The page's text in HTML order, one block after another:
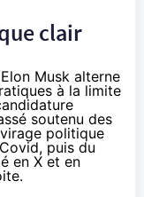
clair
Musk alterne
à la limite
soutenu des
virage politique
puis du
en X et en
.